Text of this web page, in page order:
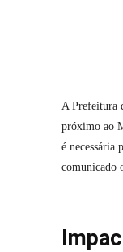
A Prefeitura
próximo ao
é necessária
comunicado